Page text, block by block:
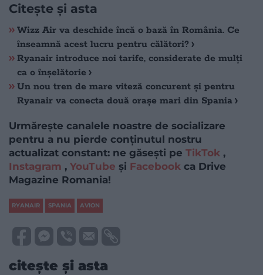
Citește și asta
Wizz Air va deschide încă o bază în România. Ce
înseamnă acest lucru pentru călători?
Ryanair introduce noi tarife, considerate de mulți
ca o înșelătorie
Un nou tren de mare viteză concurent și pentru
Ryanair va conecta două orașe mari din Spania
Urmărește canalele noastre de socializare
pentru a nu pierde conținutul nostru
actualizat constant: ne găsești pe TikTok ,
Instagram , YouTube și Facebook ca Drive
Magazine Romania!
RYANAIR SPANIA AVION
citește și asta